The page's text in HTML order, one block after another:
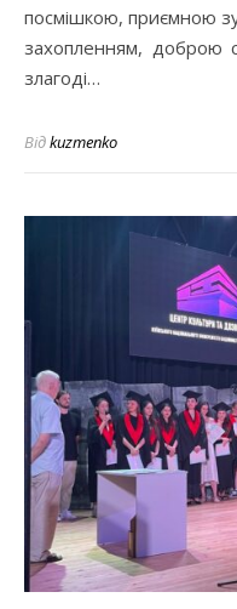
посмішкою, приємною
захопленням, доброю
злагоді…
Відkuzmenko